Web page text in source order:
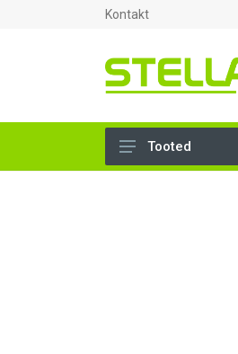
Kontakt
Tooted